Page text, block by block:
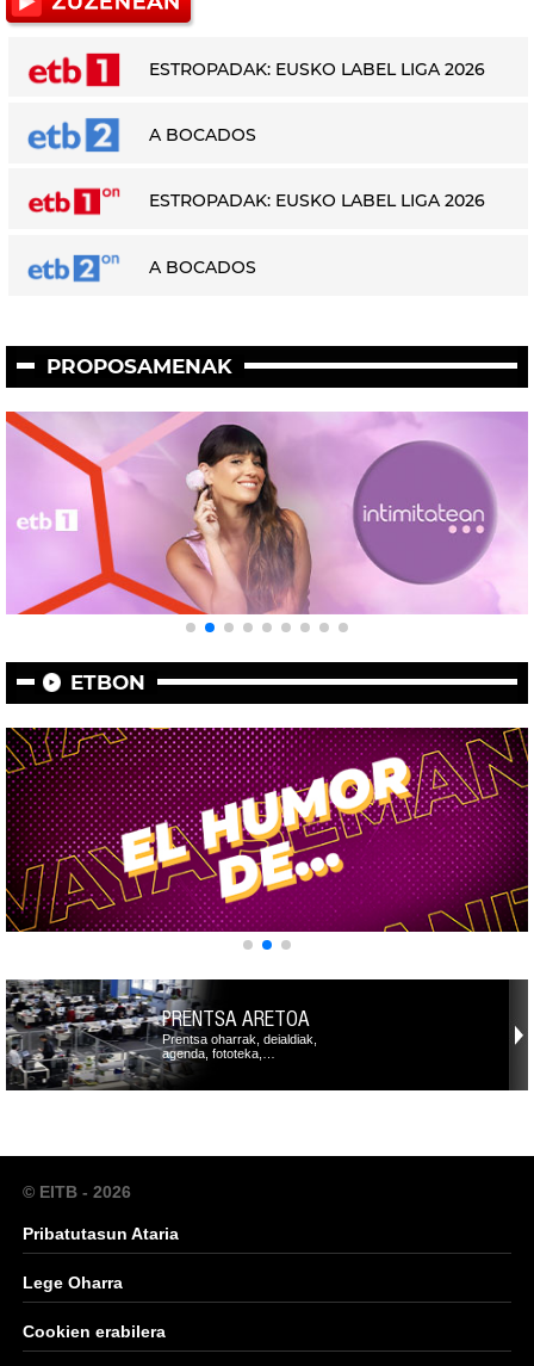
ESTROPADAK: EUSKO LABEL LIGA 2026
A BOCADOS
ESTROPADAK: EUSKO LABEL LIGA 2026
A BOCADOS
PROPOSAMENAK
ETBON
PRENTSA ARETOA
Prentsa oharrak, deialdiak,
agenda, fototeka,…
© EITB - 2026
Pribatutasun Ataria
Lege Oharra
Cookien erabilera